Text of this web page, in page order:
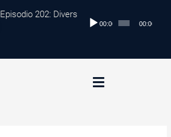
Episodio 202: Diversificación Global:
Reproductor
00:00 00:00